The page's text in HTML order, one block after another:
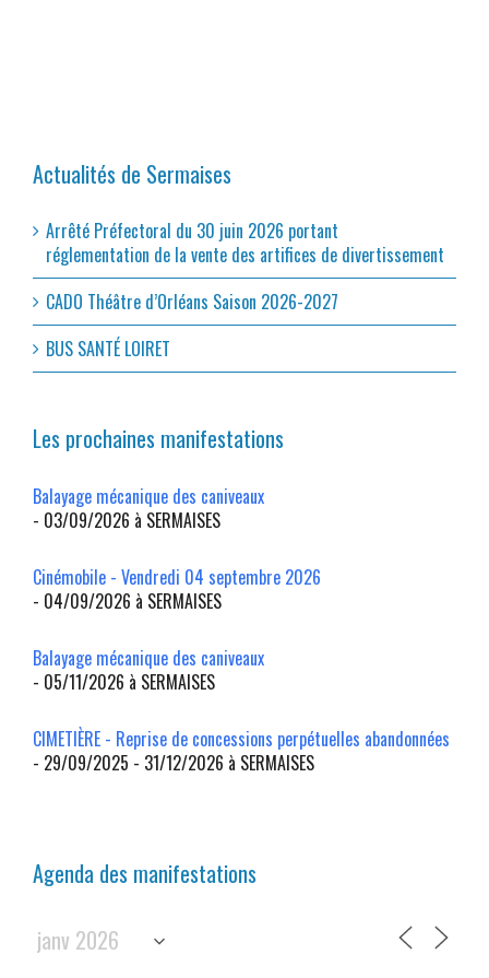
Actualités de Sermaises
Arrêté Préfectoral du 30 juin 2026 portant
réglementation de la vente des artifices de divertissement
CADO Théâtre d’Orléans Saison 2026-2027
BUS SANTÉ LOIRET
Les prochaines manifestations
Balayage mécanique des caniveaux
- 03/09/2026 à SERMAISES
Cinémobile - Vendredi 04 septembre 2026
- 04/09/2026 à SERMAISES
Balayage mécanique des caniveaux
- 05/11/2026 à SERMAISES
CIMETIÈRE - Reprise de concessions perpétuelles abandonnées
- 29/09/2025 - 31/12/2026 à SERMAISES
Agenda des manifestations